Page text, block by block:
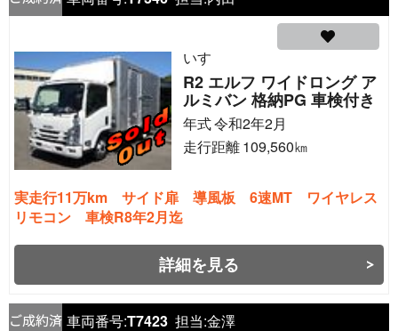
いすゞ
R2 エルフ ワイドロング ア
ルミバン 格納PG 車検付き
年式令和2年2月
走行距離109,560㎞
実走行11万km サイド扉 導風板 6速MT ワイヤレス
リモコン 車検R8年2月迄
詳細を見る
車両番号:T7423 担当:金澤